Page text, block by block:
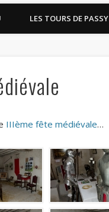
LES TOURS DE PASSY
IIIème fête médiévale…